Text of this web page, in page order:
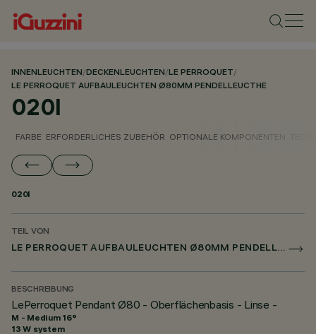
INNENLEUCHTEN/DECKENLEUCHTEN/LE PERROQUET/
LE PERROQUET AUFBAULEUCHTEN Ø80MM PENDELLEUCTHE
020I
FARBE ERFORDERLICHES ZUBEHÖR OPTIONALE KOMPONENTEN
020I
TEIL VON
LE PERROQUET AUFBAULEUCHTEN Ø80MM PENDELLEUCTHE
BESCHREIBUNG
LePerroquet Pendant Ø80 - Oberflächenbasis - Linse -
M - Medium 16°
13 W system